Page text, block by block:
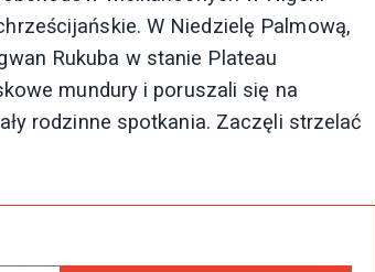
W Niedzielę Palmową,
Rukuba w stanie Plateau
mundury i poruszali się na
rodzinne spotkania. Zaczęli strzelać